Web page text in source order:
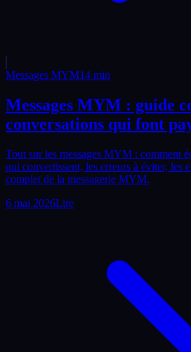
Messages MYM14 min
Messages MYM : guide
conversations qui font
Tout sur les messages MYM : comment
qui convertissent, les erreurs à éviter, les
complet de la messagerie MYM.
6 mai 2026Lire